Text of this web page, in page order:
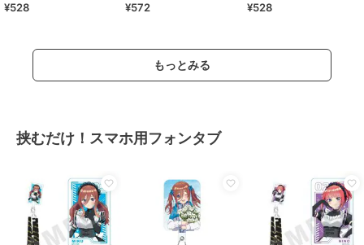
旅行
¥528
ァイル／近江 彼方
¥572 ¥528
もっとみる
挟むだけ！スマホ用フォンタブ